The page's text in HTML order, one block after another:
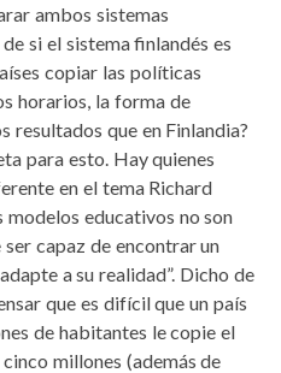
ambos sistemas
si el sistema finlandés es
copiar las políticas
horarios, la forma de
resultados que en Finlandia?
para esto. Hay quienes
en el tema Richard
modelos educativos no son
capaz de encontrar un
a su realidad”. Dicho de
que es difícil que un país
de habitantes le copie el
millones (además de